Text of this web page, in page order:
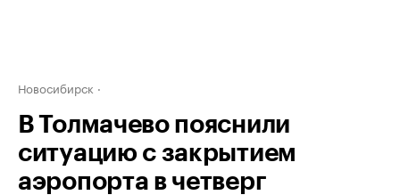
Новосибирск
В Толмачево пояснили
ситуацию с закрытием
аэропорта в четверг